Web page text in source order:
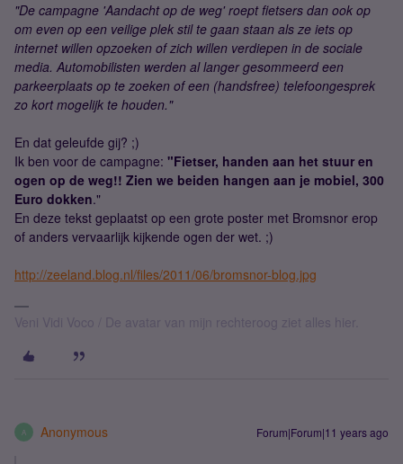
"De campagne 'Aandacht op de weg' roept fietsers dan ook op
om even op een veilige plek stil te gaan staan als ze iets op
internet willen opzoeken of zich willen verdiepen in de sociale
media. Automobilisten werden al langer gesommeerd een
parkeerplaats op te zoeken of een (handsfree) telefoongesprek
zo kort mogelijk te houden."
En dat geleufde gij? ;)
Ik ben voor de campagne: "Fietser, handen aan het stuur en
ogen op de weg!! Zien we beiden hangen aan je mobiel, 300
Euro dokken."
En deze tekst geplaatst op een grote poster met Bromsnor erop
of anders vervaarlijk kijkende ogen der wet. ;)
http://zeeland.blog.nl/files/2011/06/bromsnor-blog.jpg
Veni Vidi Voco / De avatar van mijn rechteroog ziet alles hier.
A Anonymous Forum|Forum|11 years ago